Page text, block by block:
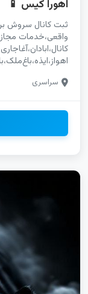
اهورا کیس 📱
ثبت کانال سروش
واقعی،خدمات
گپ پسرونه
خوزستان،خدمات
خدمات،کانال
برندینگ
آنلاین،آنلاین
تبلیغات کانال
محصول،ثبت کانال
واتساپ با هزینه
کهنوج،روبیکا کهنوج
سراسری